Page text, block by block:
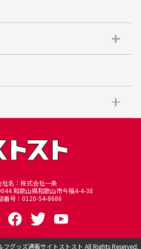
社名：株式会社一条
和歌山県和歌山市今福4-4-38
番号：0120-54-8686
フグッズ通販サイトストスト All Rights Reserved.